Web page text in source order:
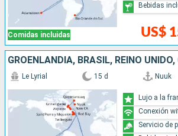
Comidas incluidas US$
Bebidas
Le Lyrial 15 d Nuuk
Lujo a la
Conexión
Servicio de